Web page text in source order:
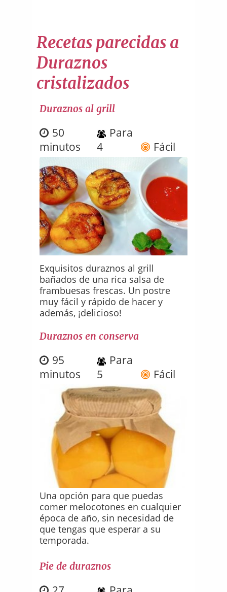
Recetas parecidas a
Duraznos
cristalizados
Duraznos al grill
50
minutos
Para
4
Fácil
Exquisitos duraznos al grill
bañados de una rica salsa de
frambuesas frescas. Un postre
muy fácil y rápido de hacer y
además, ¡delicioso!
Duraznos en conserva
95
minutos
Para
5
Fácil
Una opción para que puedas
comer melocotones en cualquier
época de año, sin necesidad de
que tengas que esperar a su
temporada.
Pie de duraznos